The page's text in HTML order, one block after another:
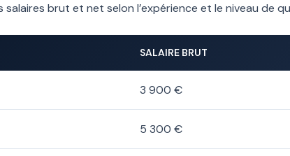
brut et net selon l’expérience et le niveau de
SALAIRE BRUT
3 900 €
5 300 €